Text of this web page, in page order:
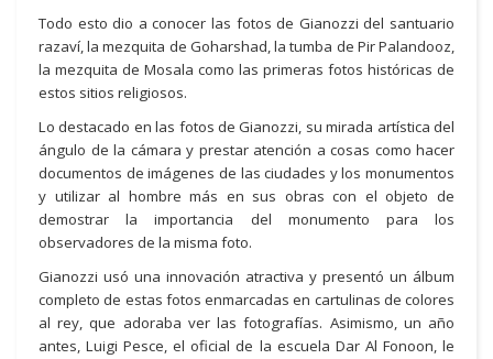
Todo esto dio a conocer las fotos de Gianozzi del santuario
razaví, la mezquita de Goharshad, la tumba de Pir Palandooz,
la mezquita de Mosala como las primeras fotos históricas de
estos sitios religiosos.
Lo destacado en las fotos de Gianozzi, su mirada artística del
ángulo de la cámara y prestar atención a cosas como hacer
documentos de imágenes de las ciudades y los monumentos
y utilizar al hombre más en sus obras con el objeto de
demostrar la importancia del monumento para los
observadores de la misma foto.
Gianozzi usó una innovación atractiva y presentó un álbum
completo de estas fotos enmarcadas en cartulinas de colores
al rey, que adoraba ver las fotografías. Asimismo, un año
antes, Luigi Pesce, el oficial de la escuela Dar Al Fonoon, le